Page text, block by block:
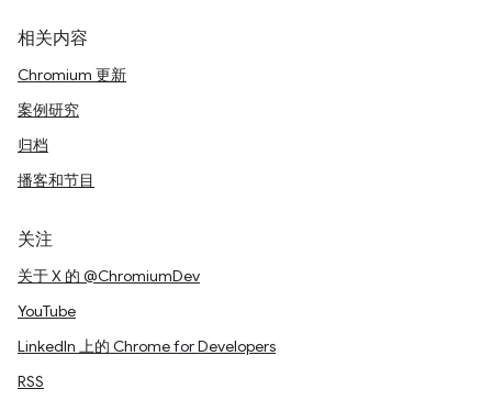
相关内容
Chromium 更新
案例研究
归档
播客和节目
关注
关于 X 的 @ChromiumDev
YouTube
LinkedIn 上的 Chrome for Developers
RSS